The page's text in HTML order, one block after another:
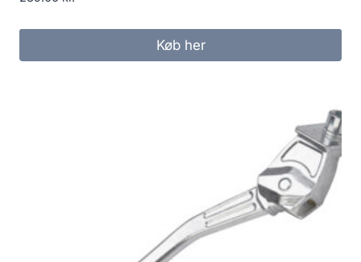
Køb her